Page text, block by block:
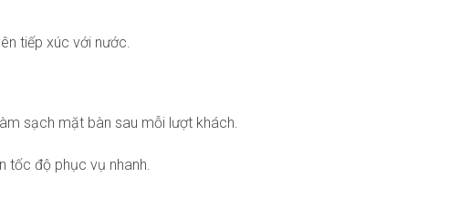
tiếp xúc với nước.
sạch mặt bàn sau mỗi lượt khách.
tốc độ phục vụ nhanh.